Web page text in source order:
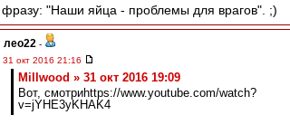
фразу: "Наши яйца - проблемы для врагов". ;)
лео22 -
31 окт 2016 21:16
Millwood » 31 окт 2016 19:09
Вот, смотриhttps://www.youtube.com/watch?
v=jYHE3yKHAK4